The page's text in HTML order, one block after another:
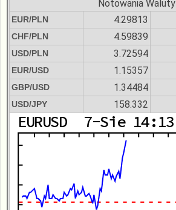
Notowania Waluty
EUR/PLN 4.29813
CHF/PLN 4.59839
USD/PLN 3.72594
EUR/USD 1.15357
GBP/USD 1.34484
USD/JPY 158.332